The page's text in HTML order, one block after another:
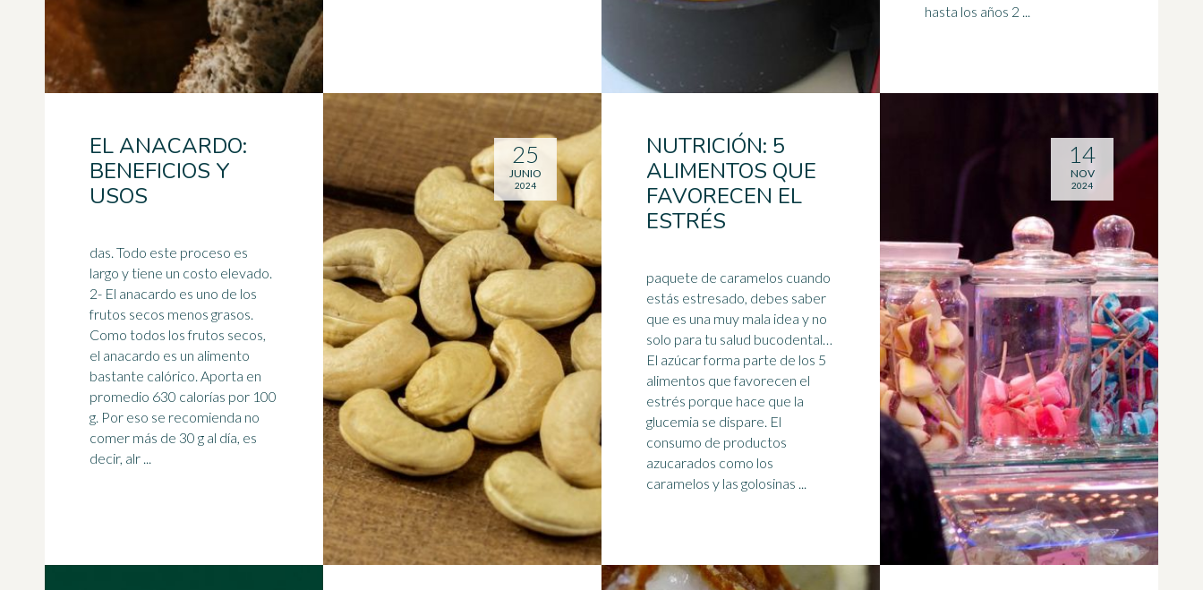
hasta los años 2 ...
EL ANACARDO:
BENEFICIOS Y
USOS
das. Todo este proceso es
largo y tiene un costo elevado.
2- El anacardo es uno de los
frutos secos menos grasos.
Como todos los frutos secos,
el anacardo es un alimento
bastante calórico. Aporta en
promedio 630 calorías por 100
g. Por eso se recomienda no
comer más de 30 g al día, es
decir, alr ...
25
JUNIO
2024
NUTRICIÓN: 5
ALIMENTOS QUE
FAVORECEN EL
ESTRÉS
paquete de caramelos cuando
estás estresado, debes saber
que es una muy mala idea y no
solo para tu salud bucodental…
El azúcar forma parte de los 5
alimentos que favorecen el
estrés porque hace que la
glucemia se dispare. El
consumo de productos
azucarados como los
caramelos y las golosinas ...
14
NOV
2024